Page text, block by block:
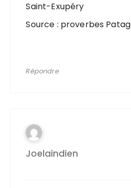
Saint-Exupéry
Source : proverbes
Répondre
Joelaindien